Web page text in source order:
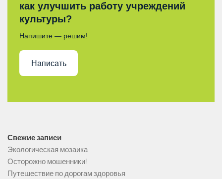
как улучшить работу учреждений
культуры?
Напишите — решим!
Написать
Свежие записи
Экологическая мозаика
Осторожно мошенники!
Путешествие по дорогам здоровья